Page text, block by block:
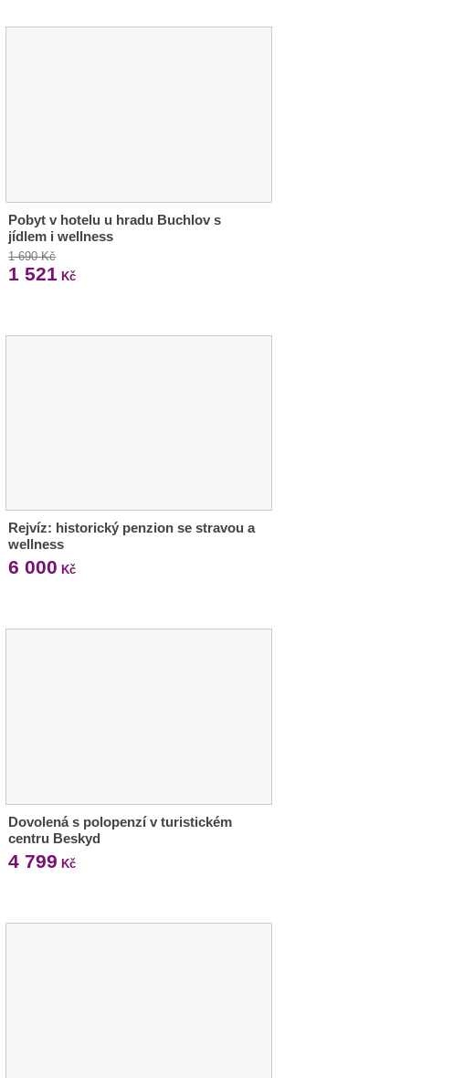
Pobyt v hotelu u hradu Buchlov s
jídlem i wellness
1 690 Kč
1 521 Kč
Rejvíz: historický penzion se stravou a
wellness
6 000 Kč
Dovolená s polopenzí v turistickém
centru Beskyd
4 799 Kč